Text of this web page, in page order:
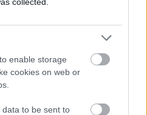
enable storage
cookies on web or
to be sent to
Tiež pomáha nášmu
To pomáha udržiavať
krvi, čo je kľúčové pre
môže byť zábavným
chudnutím. Vyskúšajte ju v
smoothies. Existuje
ju vychutnať.